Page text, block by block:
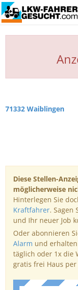
71332 Waiblingen
Diese Stellen-
möglicherweise
Hinterlegen Sie
Kraftfahrer. Sagen
und Ihr neuer Job
Oder abonnieren
Alarm und
täglich oder 1x die
gratis frei Haus per